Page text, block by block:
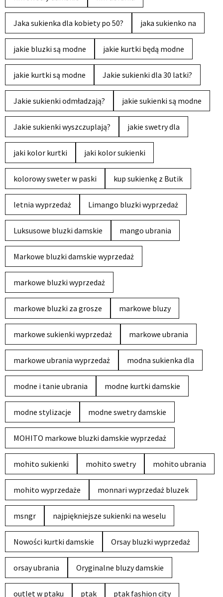
Jaka sukienka dla kobiety po 50? jaka sukienko na
jakie bluzki są modne jakie kurtki będą modne
jakie kurtki są modne Jakie sukienki dla 30 latki?
Jakie sukienki odmładzają? jakie sukienki są modne
Jakie sukienki wyszczuplają? jakie swetry dla
jaki kolor kurtki jaki kolor sukienki
kolorowy sweter w paski kup sukienkę z Butik
letnia wyprzedaż Limango bluzki wyprzedaż
Luksusowe bluzki damskie mango ubrania
Markowe bluzki damskie wyprzedaż
markowe bluzki wyprzedaż
markowe bluzki za grosze markowe bluzy
markowe sukienki wyprzedaż markowe ubrania
markowe ubrania wyprzedaż modna sukienka dla
modne i tanie ubrania modne kurtki damskie
modne stylizacje modne swetry damskie
MOHITO markowe bluzki damskie wyprzedaż
mohito sukienki mohito swetry mohito ubrania
mohito wyprzedaże monnari wyprzedaż bluzek
msngr najpiękniejsze sukienki na weselu
Nowości kurtki damskie Orsay bluzki wyprzedaż
orsay ubrania Oryginalne bluzy damskie
outlet w ptaku ptak ptak fashion city